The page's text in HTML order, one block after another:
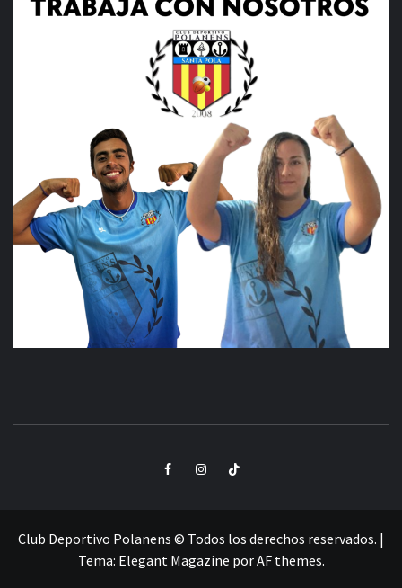
CLUB
DEPORTIVO
ElementoElementoElemento
Club Deportivo Polanens © Todos los derechos reservados. |
Tema: Elegant Magazine porAF themes.